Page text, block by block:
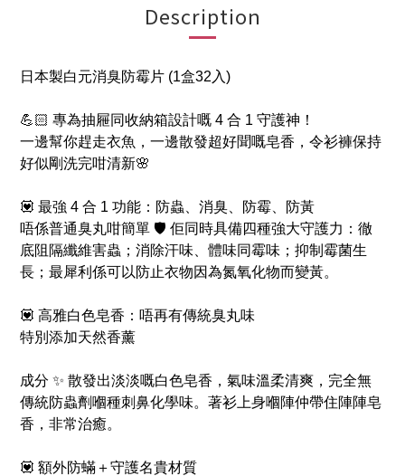
Description
日本製白元消臭防霉片 (1盒32入)
💪🏻 專為抽屜同收納箱設計嘅 4 合 1 守護神！
一邊幫你趕走衣魚，一邊散發超好聞嘅皂香，令衫褲保持
好似剛洗完咁清新🌸
💟 最強 4 合 1 功能：防蟲、消臭、防霉、防黃
唔係普通臭丸咁簡單 🛡️ 佢同時具備四種強大守護力：徹
底阻隔纖維害蟲；消除汗味、體味同霉味；抑制霉菌生
長；最犀利係可以防止衣物因為氮氧化物而變黃。
💟 高雅白色皂香：唔再有傳統臭丸味
特別添加天然香薰
成分 ✨ 散發出淡淡嘅白色皂香，氣味溫柔清爽，完全無
傳統防蟲劑嗰種刺鼻化學味。著衫上身嗰陣仲帶住陣陣皂
香，非常治癒。
💟 額外防蟎＋守護名貴材質